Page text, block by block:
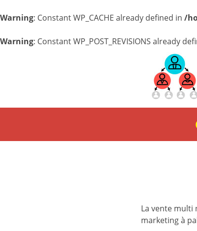
Warning: Constant WP_CACHE already defined in /
Warning: Constant WP_POST_REVISIONS already
La vente multi
marketing à